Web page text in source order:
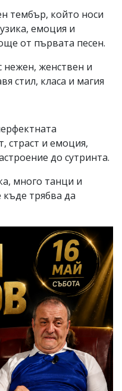
тембър, който носи
емоция и
от първата песен.
нежен, женствен и
стил, класа и магия
страст и емоция,
до сутринта.
много танци и
трябва да